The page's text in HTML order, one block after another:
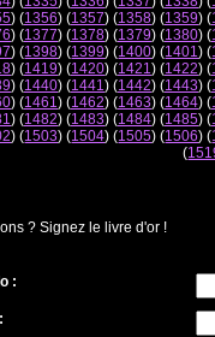
) (1356) (1357) (1358) (1359) (
) (1377) (1378) (1379) (1380) (
) (1398) (1399) (1400) (1401) (
) (1419) (1420) (1421) (1422) (
) (1440) (1441) (1442) (1443) (
) (1461) (1462) (1463) (1464) (
) (1482) (1483) (1484) (1485) (
) (1503) (1504) (1505) (1506) (
(
? Signez le livre d'or !
: